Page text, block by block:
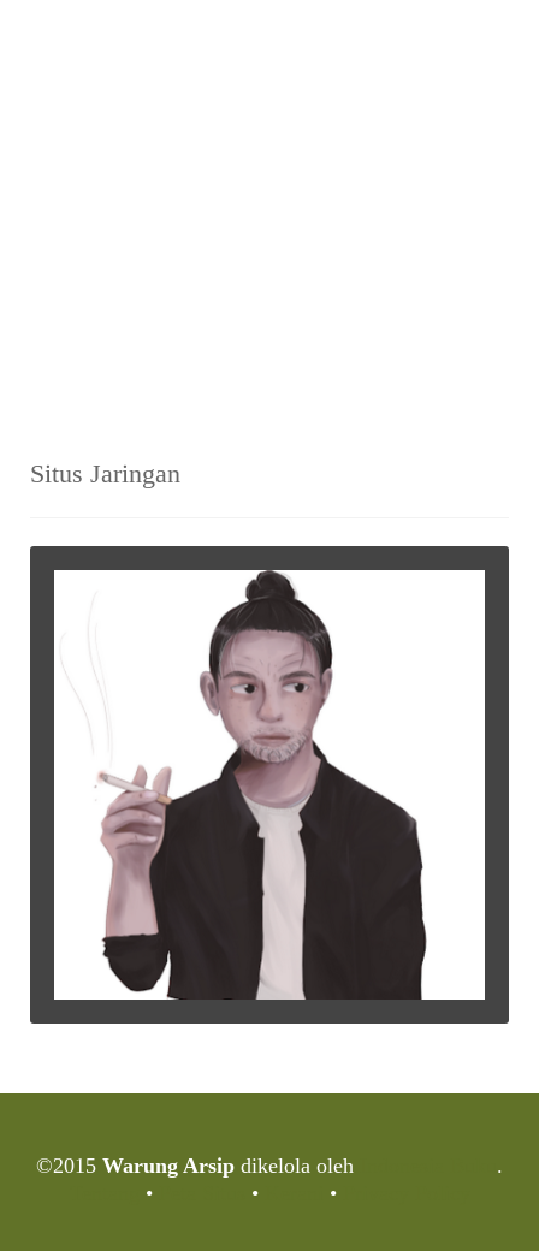
Situs Jaringan
©2015 Warung Arsip dikelola oleh
.
• • •